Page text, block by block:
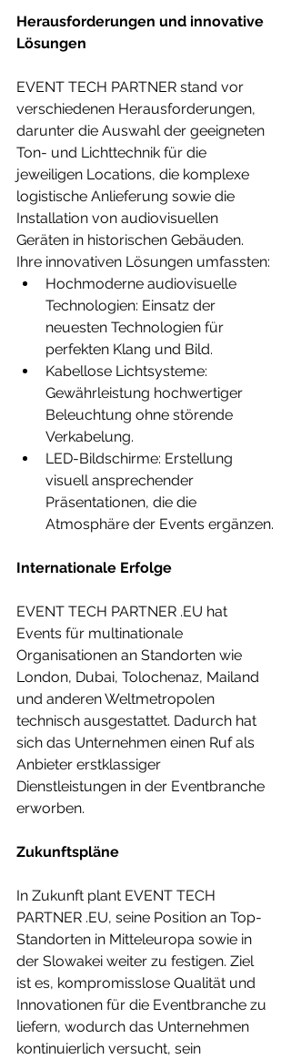
Herausforderungen und innovative
Lösungen
EVENT TECH PARTNER stand vor
verschiedenen Herausforderungen,
darunter die Auswahl der geeigneten
Ton- und Lichttechnik für die
jeweiligen Locations, die komplexe
logistische Anlieferung sowie die
Installation von audiovisuellen
Geräten in historischen Gebäuden.
Ihre innovativen Lösungen umfassten:
Hochmoderne audiovisuelle
Technologien: Einsatz der
neuesten Technologien für
perfekten Klang und Bild.
Kabellose Lichtsysteme:
Gewährleistung hochwertiger
Beleuchtung ohne störende
Verkabelung.
LED-Bildschirme: Erstellung
visuell ansprechender
Präsentationen, die die
Atmosphäre der Events ergänzen.
Internationale Erfolge
EVENT TECH PARTNER .EU hat
Events für multinationale
Organisationen an Standorten wie
London, Dubai, Tolochenaz, Mailand
und anderen Weltmetropolen
technisch ausgestattet. Dadurch hat
sich das Unternehmen einen Ruf als
Anbieter erstklassiger
Dienstleistungen in der Eventbranche
erworben.
Zukunftspläne
In Zukunft plant EVENT TECH
PARTNER .EU, seine Position an Top-
Standorten in Mitteleuropa sowie in
der Slowakei weiter zu festigen. Ziel
ist es, kompromisslose Qualität und
Innovationen für die Eventbranche zu
liefern, wodurch das Unternehmen
kontinuierlich versucht, sein